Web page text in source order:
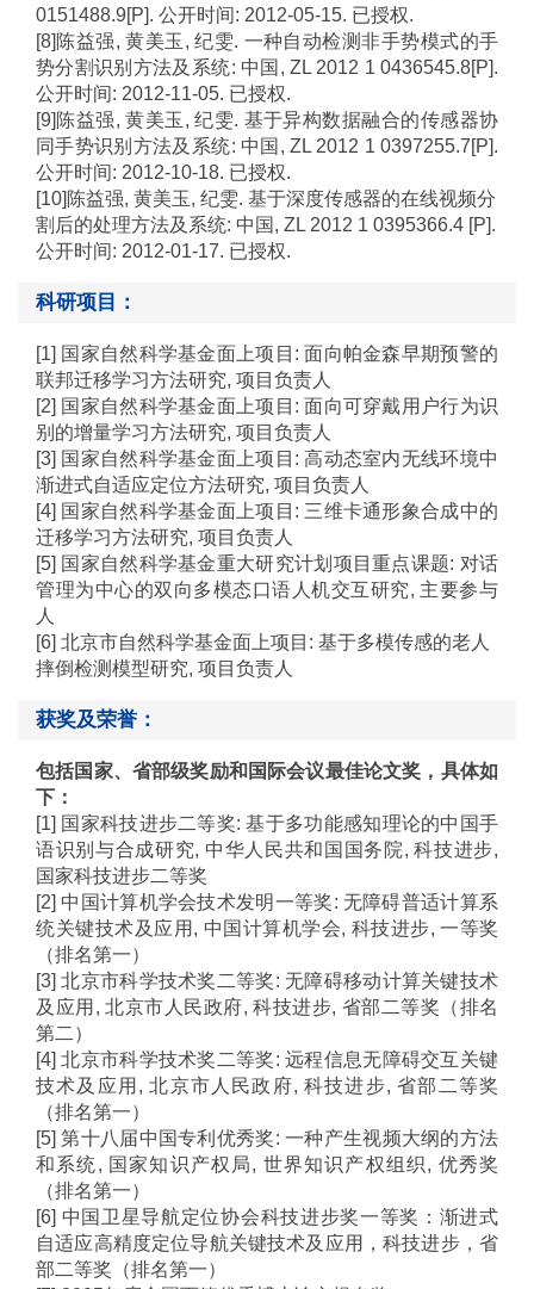
0151488.9[P]. 公开时间: 2012-05-15. 已授权.
[8] 陈益强,黄美玉 ,纪雯. 一种自动检测非手势模式的手
势分割识别方法及系统: 中国 , ZL 2012 1 0436545.8[P].
公开时间: 2012-11-05. 已授权.
[9] 陈益强,黄美玉 ,纪雯. 基于异构数据融合的传感器协
同手势识别方法及系统: 中国 , ZL 2012 1 0397255.7[P].
公开时间: 2012-10-18. 已授权.
[10] 陈益强, 黄美玉, 纪雯. 基于深度传感器的在线视频分
割后的处理方法及系统: 中国 , ZL 2012 1 0395366.4 [P].
公开时间: 2012-01-17. 已授权.
科研项目：
[1] 国家自然科学基金面上项目 :面向帕金森早期预警的
联邦迁移学习方法研究, 项目负责人
[2] 国家自然科学基金面上项目 :面向可穿戴用户行为识
别的增量学习方法研究, 项目负责人
[3] 国家自然科学基金面上项目 :高动态室内无线环境中
渐进式自适应定位方法研究, 项目负责人
[4] 国家自然科学基金面上项目 : 三维卡通形象合成中的
迁移学习方法研究, 项目负责人
[5] 国家自然科学基金重大研究计划项目重点课题: 对话
管理为中心的双向多模态口语人机交互研究, 主要参与
人
[6] 北京市自然科学基金面上项目 : 基于多模传感的老人
摔倒检测模型研究, 项目负责人
获奖及荣誉：
包括国家、省部级奖励和国际会议最佳论文奖，具体如
下：
[1] 国家科技进步二等奖:基于多功能感知理论的中国手
语识别与合成研究, 中华人民共和国国务院,科技进步,
国家科技进步二等奖
[2] 中国计算机学会技术发明一等奖: 无障碍普适计算系
统关键技术及应用 , 中国计算机学会, 科技进步, 一等奖
（排名第一）
[3]北京市科学技术奖二等奖: 无障碍移动计算关键技术
及应用 , 北京市人民政府, 科技进步, 省部二等奖（排名
第二）
[4]北京市科学技术奖二等奖: 远程信息无障碍交互关键
技术及应用 ,北京市人民政府,科技进步,省部二等奖
（排名第一）
[5]第十八届中国专利优秀奖: 一种产生视频大纲的方法
和系统, 国家知识产权局, 世界知识产权组织, 优秀奖
（排名第一）
[6] 中国卫星导航定位协会科技进步奖一等奖：渐进式
自适应高精度定位导航关键技术及应用，科技进步，省
部二等奖（排名第一）